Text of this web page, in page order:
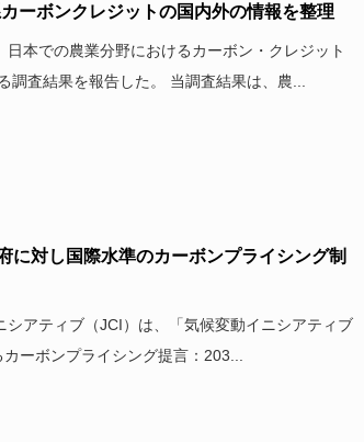
ーボンクレジットの国内外の情報を整理
日本での農業分野におけるカーボン・クレジット
調査結果を報告した。 当調査結果は、農...
に対し国際水準のカーボンプライシング制
シアティブ（JCI）は、「気候変動イニシアティブ
カーボンプライシング提言：203...